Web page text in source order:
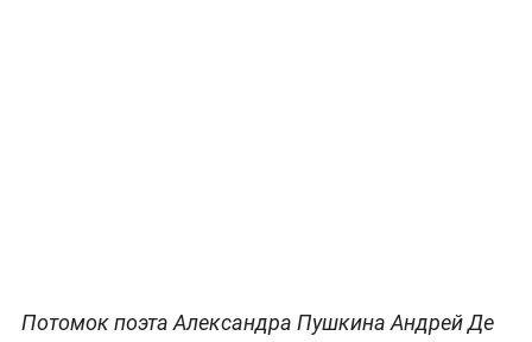
Потомок поэта Александра Пушкина Андрей Де